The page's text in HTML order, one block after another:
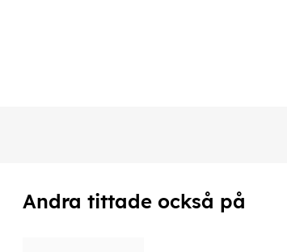
Andra tittade också på